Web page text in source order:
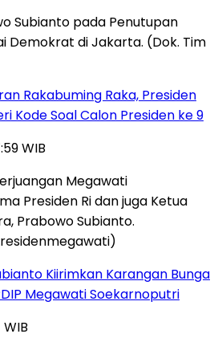
Rakabuming Raka, Presiden
Kode Soal Calon Presiden ke 9
WIB
Kiirimkan Karangan Bunga
Megawati Soekarnoputri
WIB